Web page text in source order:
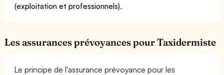
(exploitation et professionnels).
Les assurances prévoyances pour Taxidermiste
Le principe de l'assurance prévoyance pour les